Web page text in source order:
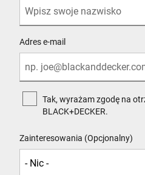
Adres e-mail
Tak, wyrażam zgodę na
BLACK+DECKER.
Zainteresowania (Opcjonalny)